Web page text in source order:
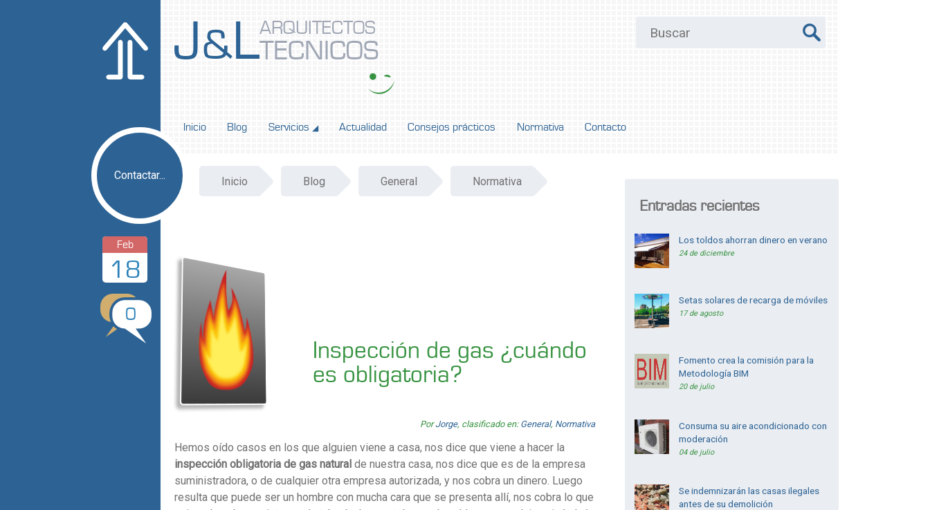
J&LARQUITECTOS
TECNICOS
Inicio Blog Servicios ◢ Actualidad Consejos prácticos Normativa Contacto
Contactar... Inicio Blog General Normativa
Feb
18
0
Inspección de gas ¿cuándo
es obligatoria?
PorJorge, clasificado en: General, Normativa
Hemos oído casos en los que alguien viene a casa, nos dice que viene a hacer la
inspección obligatoria de gas natural de nuestra casa, nos dice que es de la empresa
suministradora, o de cualquier otra empresa autorizada, y nos cobra un dinero. Luego
resulta que puede ser un hombre con mucha cara que se presenta allí, nos cobra lo que
Entradas recientes
Los toldos ahorran dinero en verano
24 de diciembre
Setas solares de recarga de móviles
17 de agosto
Fomento crea la comisión para la
Metodología BIM
20 de julio
Consuma su aire acondicionado con
moderación
04 de julio
Se indemnizarán las casas ilegales
antes de su demolición